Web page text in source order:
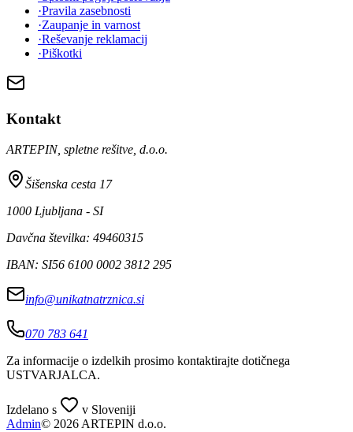
·Pravila zasebnosti
·Zaupanje in varnost
·Reševanje reklamacij
·Piškotki
Kontakt
ARTEPIN, spletne rešitve, d.o.o.
Šišenska cesta 17
1000 Ljubljana - SI
Davčna številka: 49460315
IBAN: SI56 6100 0002 3812 295
info@unikatnatrznica.si
070 783 641
Za informacije o izdelkih prosimo kontaktirajte dotičnega
USTVARJALCA.
Izdelano s
v Sloveniji
Admin© 2026 ARTEPIN d.o.o.